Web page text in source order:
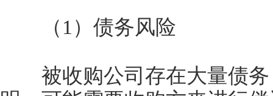
（1）债务风险
被收购公司存在大量债务